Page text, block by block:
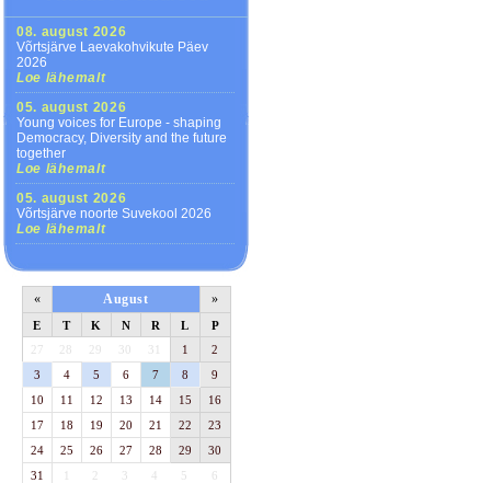
08. august 2026
Võrtsjärve Laevakohvikute Päev
2026
Loe lähemalt
05. august 2026
Young voices for Europe - shaping
Democracy, Diversity and the future
together
Loe lähemalt
05. august 2026
Võrtsjärve noorte Suvekool 2026
Loe lähemalt
« August »
E T K N R L
P
27
28 29 30 31 1
2
3
4 5 6 7 8
9
10
11 12 13 14 15
16
17
18 19 20 21 22
23
24
25 26 27 28 29
30
31
1 3 4 5 6